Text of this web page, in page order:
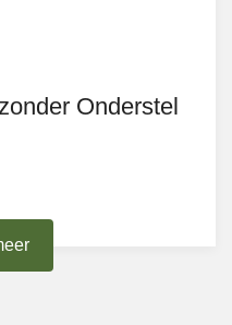
Onderstel